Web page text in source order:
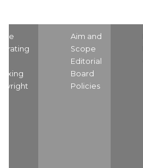
Aim and
Scope
Editorial
Board
Policies